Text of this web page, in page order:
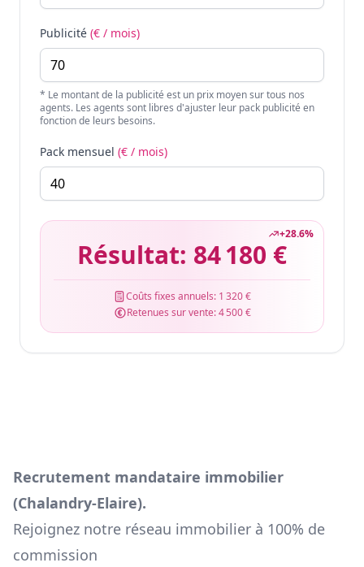
Publicité (€ / mois)
* Le montant de la publicité est un prix moyen sur tous nos
agents. Les agents sont libres d'ajuster leur pack publicité en
fonction de leurs besoins.
Pack mensuel (€ / mois)
+28.6%
Résultat: 84 180 €
Coûts fixes annuels: 1 320 €
Retenues sur vente:4 500 €
Recrutement mandataire immobilier
(Chalandry-Elaire).
Rejoignez notre réseau immobilier à 100% de
commission